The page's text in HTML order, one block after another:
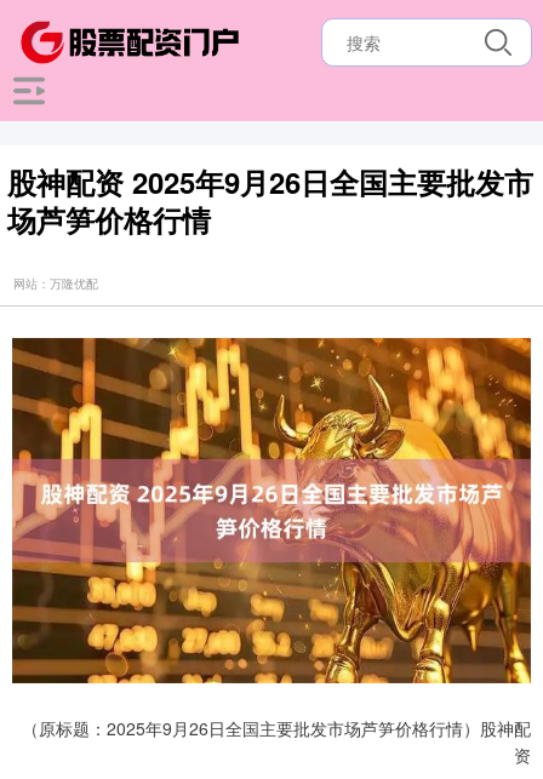
股神配资 2025年9月26日全国主要批发市
场芦笋价格行情
网站：万隆优配
（原标题：2025年9月26日全国主要批发市场芦笋价格行情）股神配
资